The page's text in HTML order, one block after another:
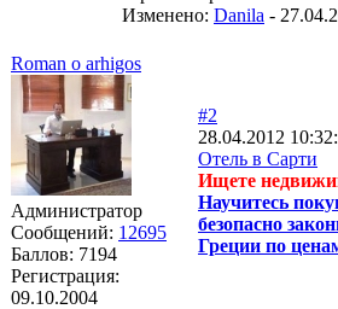
Изменено: Danila -
Roman o arhigos
Администратор
Сообщений: 12695
Баллов: 7194
Регистрация:
09.10.2004
#2
28.04.2012
Отель в Сарти
Ищете
Научитесь
безопасно
Греции по